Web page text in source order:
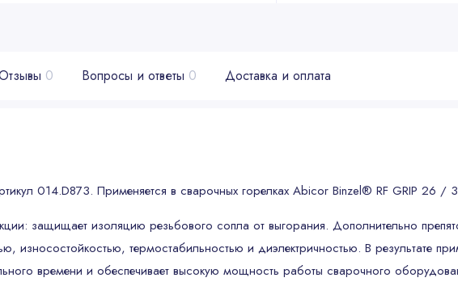
0 Вопросы и ответы 0 Доставка и оплата
014.D873. Применяется в сварочных горелках Abicor Binzel® RF GRIP 26 /
защищает изоляцию резьбового сопла от выгорания. Дополнительно
износостойкостью, термостабильностью и диэлектричностью. В результате
времени и обеспечивает высокую мощность работы сварочного